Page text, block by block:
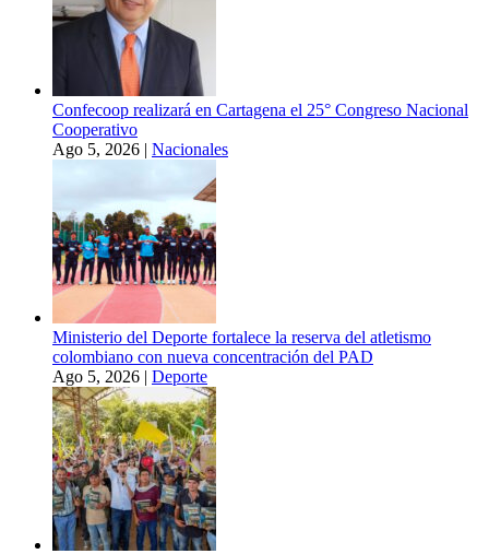
Confecoop realizará en Cartagena el 25° Congreso Nacional
Cooperativo
Ago 5, 2026 | Nacionales
Ministerio del Deporte fortalece la reserva del atletismo
colombiano con nueva concentración del PAD
Ago 5, 2026 | Deporte